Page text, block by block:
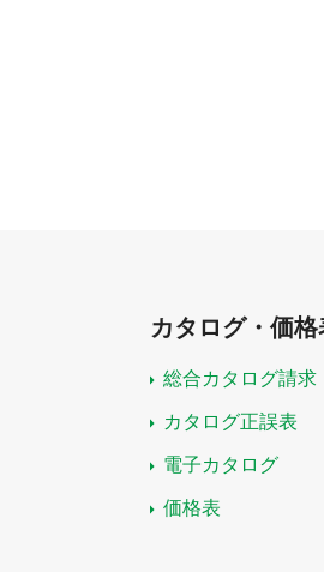
カタログ・価格
総合カタログ請求
カタログ正誤表
電子カタログ
価格表